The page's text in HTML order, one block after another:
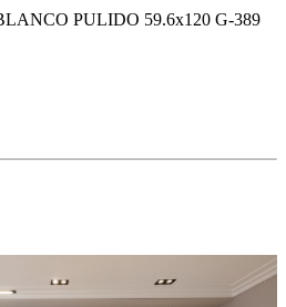
PULIDO 59.6х120 G-389